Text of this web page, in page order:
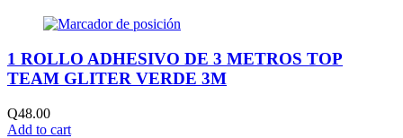
1 ROLLO ADHESIVO DE 3 METROS TOP
TEAM GLITER VERDE 3M
Q48.00
Add to cart